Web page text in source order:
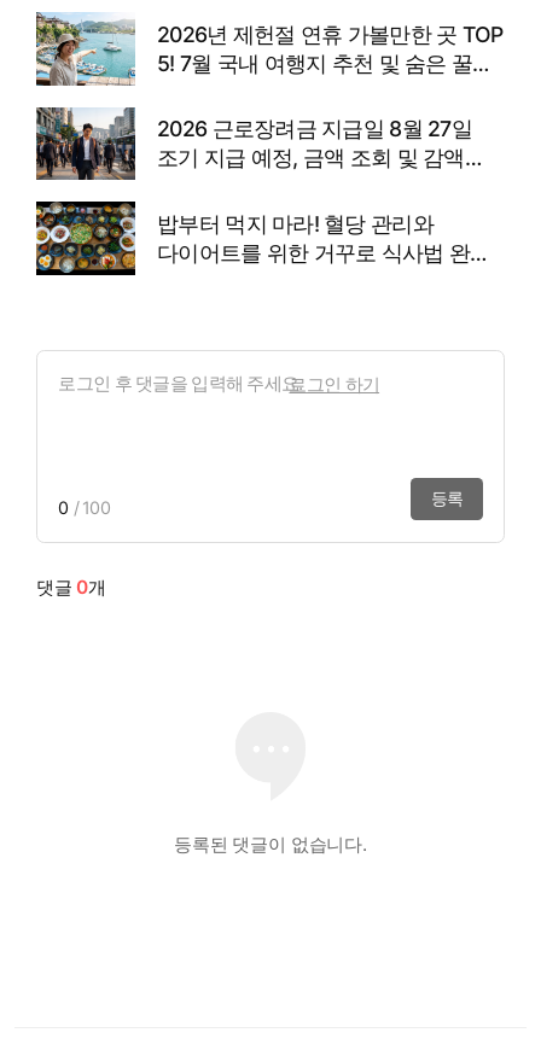
2026년 제헌절 연휴 가볼만한 곳 TOP
5! 7월 국내 여행지 추천 및 숨은 꿀팁
2026 근로장려금 지급일 8월 27일
조기 지급 예정, 금액 조회 및 감액
밥부터 먹지 마라! 혈당 관리와
다이어트를 위한 거꾸로 식사법 완벽
로그인 하기
0 / 100 등록
댓글0개
등록된 댓글이 없습니다.